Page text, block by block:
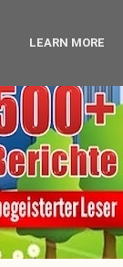
LEARN MORE